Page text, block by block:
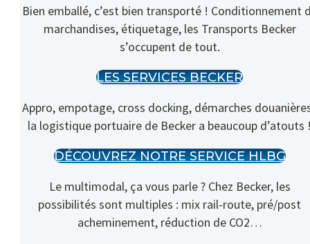
Bien emballé, c’est bien transporté ! Conditionnement
marchandises, étiquetage, les Transports Becker
s’occupent de tout.
LES SERVICES BECKER
Appro, empotage, cross docking, démarches
la logistique portuaire de Becker a beaucoup d’atouts
DÉCOUVREZ NOTRE SERVICE HLBG
Le multimodal, ça vous parle ? Chez Becker, les
possibilités sont multiples : mix rail-route, pré/post
acheminement, réduction de CO2…